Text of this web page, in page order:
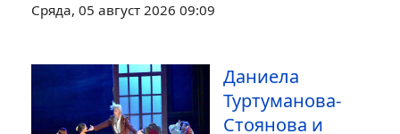
Сряда, 05 август 2026 09:09
Даниела
Туртуманова-
Стоянова и